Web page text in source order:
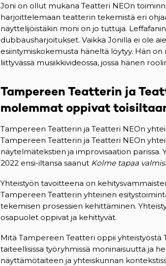
Joni on ollut mukana Teatteri NEOn
harjoittelemaan teatterin tekemistä eri
näyttelijöistäkin moni on jo tuttuja.
dubbausharjoitukset. Vaikka Jonilla ei ole
esiintymiskokemusta häneltä löytyy. Hän
liittyvässä musiikkivideossa, jossa hänen
Tampereen Teatterin ja
molemmat oppivat
Tampereen Teatterin ja Teatteri NEOn
Tampereen Teatterin ja Teatteri NEOn
näytelmätekstien ja improvisaation parissa.
2022 ensi-iltansa saanut Kolme tapaa
Yhteistyön tavoitteena on
Tampereen Teatterin yhteinen
tekemisen prosessien kehittäminen.
osapuolet oppivat ja kehittyvät.
Mitä Tampereen Teatteri oppii yhteistyöstä
taiteellisissa työryhmissä moninaisuutta ja
näyttämötaiteen ja yhteiskunnan